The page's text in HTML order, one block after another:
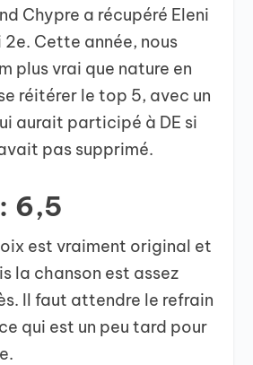
Chypre a récupéré Eleni
Cette année, nous
plus vrai que nature en
réitérer le top 5, avec un
aurait participé à DE si
pas supprimé.
6,5
est vraiment original et
la chanson est assez
Il faut attendre le refrain
qui est un peu tard pour